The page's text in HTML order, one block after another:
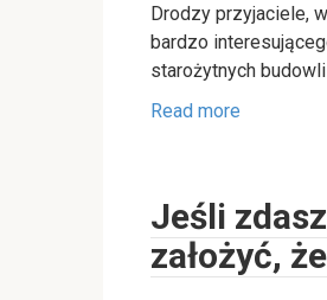
Drodzy przyjaciele,
bardzo
starożytnych
Read more
Jeśli
założyć,